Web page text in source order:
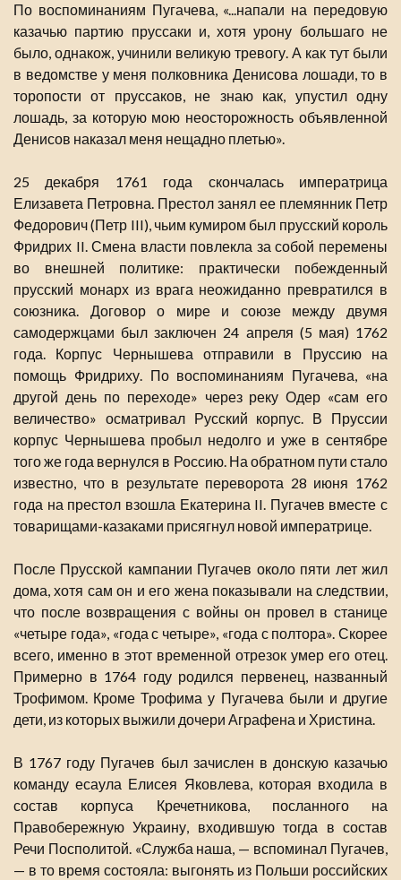
По воспоминаниям Пугачева, «...напали на передовую
казачью партию пруссаки и, хотя урону большаго не
было, однакож, учинили великую тревогу. А как тут были
в ведомстве у меня полковника Денисова лошади, то в
торопости от пруссаков, не знаю как, упустил одну
лошадь, за которую мою неосторожность объявленной
Денисов наказал меня нещадно плетью».
25 декабря 1761 года скончалась императрица
Елизавета Петровна. Престол занял ее племянник Петр
Федорович (Петр III), чьим кумиром был прусский король
Фридрих II. Смена власти повлекла за собой перемены
во внешней политике: практически побежденный
прусский монарх из врага неожиданно превратился в
союзника. Договор о мире и союзе между двумя
самодержцами был заключен 24 апреля (5 мая) 1762
года. Корпус Чернышева отправили в Пруссию на
помощь Фридриху. По воспоминаниям Пугачева, «на
другой день по переходе» через реку Одер «сам его
величество» осматривал Русский корпус. В Пруссии
корпус Чернышева пробыл недолго и уже в сентябре
того же года вернулся в Россию. На обратном пути стало
известно, что в результате переворота 28 июня 1762
года на престол взошла Екатерина II. Пугачев вместе с
товарищами-казаками присягнул новой императрице.
После Прусской кампании Пугачев около пяти лет жил
дома, хотя сам он и его жена показывали на следствии,
что после возвращения с войны он провел в станице
«четыре года», «года с четыре», «года с полтора». Скорее
всего, именно в этот временной отрезок умер его отец.
Примерно в 1764 году родился первенец, названный
Трофимом. Кроме Трофима у Пугачева были и другие
дети, из которых выжили дочери Аграфена и Христина.
В 1767 году Пугачев был зачислен в донскую казачью
команду есаула Елисея Яковлева, которая входила в
состав корпуса Кречетникова, посланного на
Правобережную Украину, входившую тогда в состав
Речи Посполитой. «Служба наша, — вспоминал Пугачев,
— в то время состояла: выгонять из Польши российских